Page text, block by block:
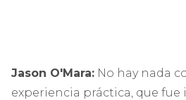
Jason O'Mara: No hay nada
experiencia práctica, que fue